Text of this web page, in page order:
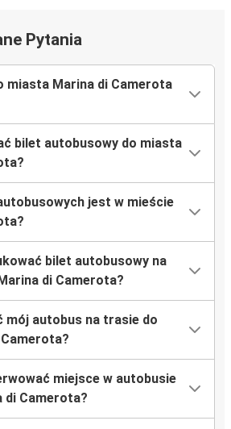
Pytania
miasta Marina di Camerota
bilet autobusowy do miasta
jest w mieście
bilet autobusowy na
di Camerota?
mój autobus na trasie do
miejsce w autobusie
di Camerota?